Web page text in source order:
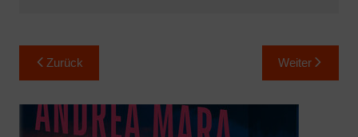
Beitragsnavigation
Zurück Weiter